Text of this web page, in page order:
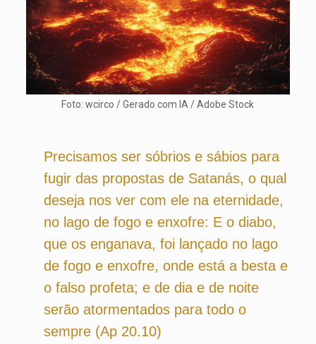
Foto: wcirco / Gerado com IA / Adobe Stock
Precisamos ser sóbrios e sábios para
fugir das propostas de Satanás, o qual
deseja nos ver com ele na eternidade,
no lago de fogo e enxofre: E o diabo,
que os enganava, foi lançado no lago
de fogo e enxofre, onde está a besta e
o falso profeta; e de dia e de noite
serão atormentados para todo o
sempre (Ap 20.10)